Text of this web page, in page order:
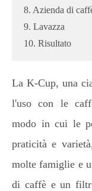
8. Azienda di
9. Lavazza
10. Risultato
La K-Cup, una
l'uso con le
modo in cui le
praticità e
molte famiglie e
di caffè e un